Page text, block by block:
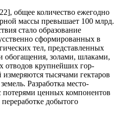
общее количество ежегодно
массы превышает 100 млрд.
стало образование
сформированных в
тел, представленных
обогащения, золами, шлака­ми,
отводов крупнейших гор­
тысячами гекта­ров
Разработка место­
ценных компонен­тов
добытого